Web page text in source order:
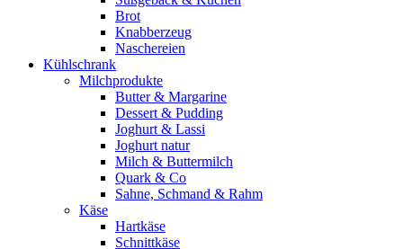
Brot
Knabberzeug
Naschereien
Kühlschrank
Milchprodukte
Butter & Margarine
Dessert & Pudding
Joghurt & Lassi
Joghurt natur
Milch & Buttermilch
Quark & Co
Sahne, Schmand & Rahm
Käse
Hartkäse
Schnittkäse